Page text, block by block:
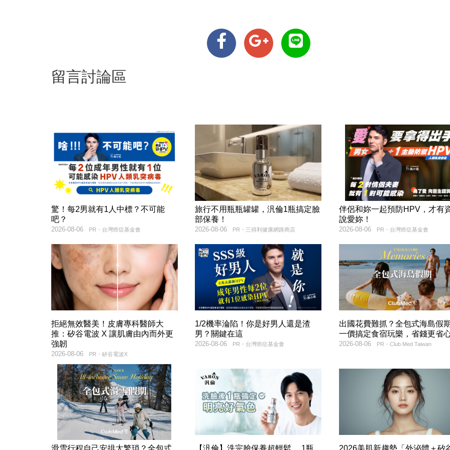
留言討論區
驚！每2男就有1人中標？不可能
吧？
PR・台灣癌症基金會
2026-08-06
旅行不用瓶瓶罐罐，汎倫1瓶搞定臉
部保養！
PR・三得利健康網路商店
2026-08-06
伴侶和妳一起預防HPV，才有
說愛妳！
PR・台灣癌症基金會
2026-08-06
拒絕無效醫美！皮膚專科醫師大
推：矽谷電波 X 讓肌膚由內而外更
強韌
PR・矽谷電波X
2026-08-06
1/2機率淪陷！你是好男人還是渣
男？關鍵在這
PR・台灣癌症基金會
2026-08-06
出國花費難抓？全包式海島假
一價搞定食宿玩樂，省錢更省
PR・Club Med Taiwan
2026-08-06
滑雪行程自己安排太繁瑣？全包式 【汎倫】洗完臉保養超輕鬆， 1瓶 2026美肌新趨勢「外泌體＋矽